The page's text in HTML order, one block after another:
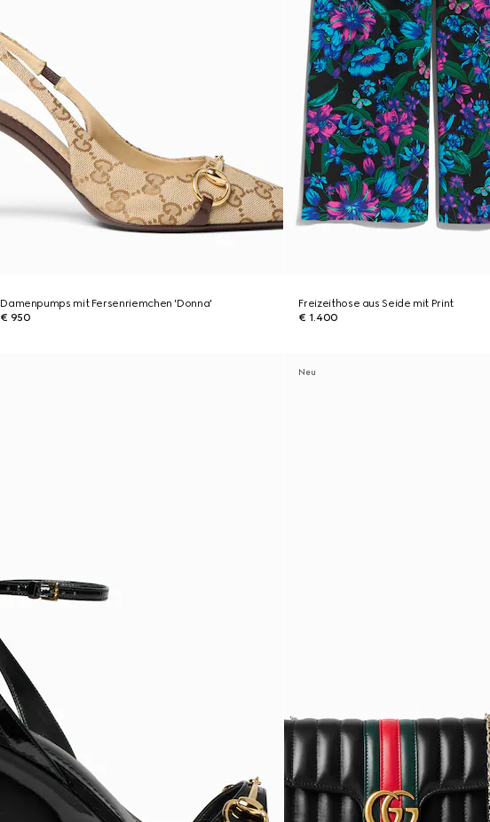
Damenpumps mit Fersenriemchen 'Donna'
€ 950
Freizeithose aus Seide mit Print
€ 1.400
Neu